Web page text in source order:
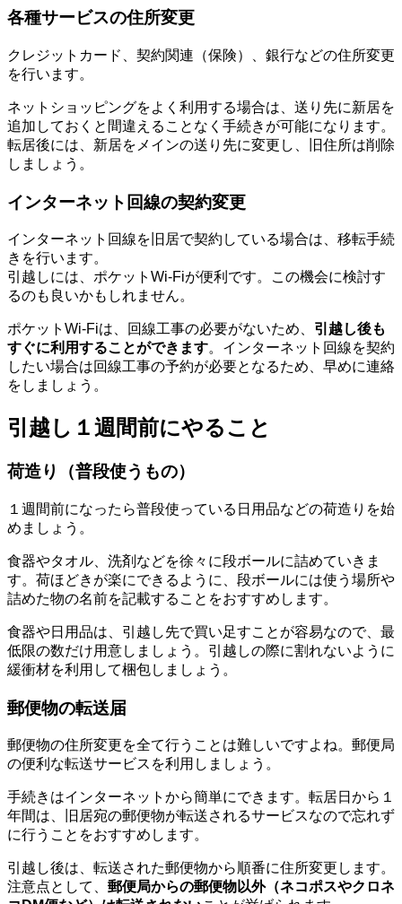
各種サービスの住所変更
クレジットカード、契約関連（保険）、銀行などの住所変更
を行います。
ネットショッピングをよく利用する場合は、送り先に新居を
追加しておくと間違えることなく手続きが可能になります。
転居後には、新居をメインの送り先に変更し、旧住所は削除
しましょう。
インターネット回線の契約変更
インターネット回線を旧居で契約している場合は、移転手続
きを行います。
引越しには、ポケットWi-Fiが便利です。この機会に検討す
るのも良いかもしれません。
ポケットWi-Fiは、回線工事の必要がないため、 引越し後も
すぐに利用することができます。インターネット回線を契約
したい場合は回線工事の予約が必要となるため、早めに連絡
をしましょう。
引越し１週間前にやること
荷造り（普段使うもの）
１週間前になったら普段使っている日用品などの荷造りを始
めましょう。
食器やタオル、洗剤などを徐々に段ボールに詰めていきま
す。荷ほどきが楽にできるように、段ボールには使う場所や
詰めた物の名前を記載することをおすすめします。
食器や日用品は、引越し先で買い足すことが容易なので、最
低限の数だけ用意しましょう。引越しの際に割れないように
緩衝材を利用して梱包しましょう。
郵便物の転送届
郵便物の住所変更を全て行うことは難しいですよね。郵便局
の便利な転送サービスを利用しましょう。
手続きはインターネットから簡単にできます。転居日から１
年間は、旧居宛の郵便物が転送されるサービスなので忘れず
に行うことをおすすめします。
引越し後は、転送された郵便物から順番に住所変更します。
注意点として、 郵便局からの郵便物以外（ネコポスやクロネ